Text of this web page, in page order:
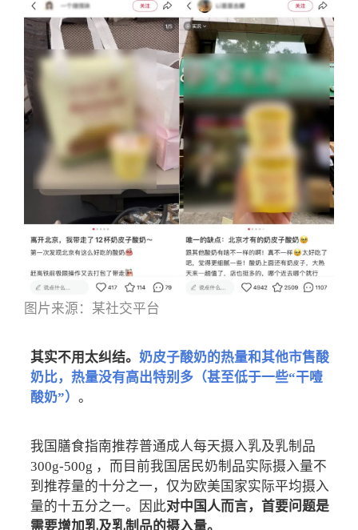
图片来源：某社交平台
其实不用太纠结。 奶皮子酸奶的热量和其他市售酸
奶比，热量没有高出特别多（甚至低于一些“干噎
酸奶”） 。
我国膳食指南推荐普通成人每天摄入乳及乳制品
300g-500g ，而目前我国居民奶制品实际摄入量不
到推荐量的十分之一，仅为欧美国家实际平均摄入
量的十五分之一。因此对中国人而言，首要问题是
需要增加乳及乳制品的摄入量。